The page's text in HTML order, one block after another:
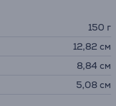
150 г
12,82 см
8,84 см
5,08 см